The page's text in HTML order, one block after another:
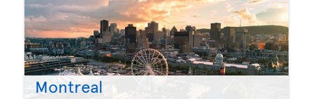
Montreal